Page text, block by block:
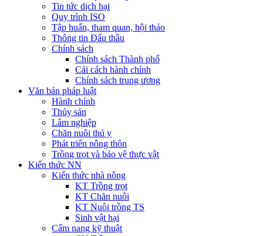
Tin tức dịch hại
Quy trình ISO
Tập huấn, tham quan, hội thảo
Thông tin Đấu thầu
Chính sách
Chính sách Thành phố
Cải cách hành chính
Chính sách trung ương
Văn bản pháp luật
Hành chính
Thủy sản
Lâm nghiệp
Chăn nuôi thú y
Phát triển nông thôn
Trồng trọt và bảo vệ thực vật
Kiến thức NN
Kiến thức nhà nông
KT Trồng trọt
KT Chăn nuôi
KT Nuôi trồng TS
Sinh vật hại
Cẩm nang kỹ thuật